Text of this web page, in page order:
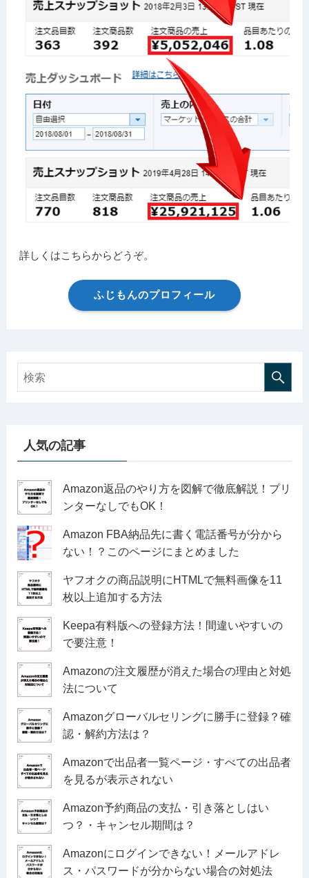
詳しくはこちらからどうぞ。
ふじもんのプロフィール
人気の記事
Amazon返品のやり方を図解で徹底解説！プリ
ンターなしでもOK！
Amazon FBA納品先に書く電話番号が分から
ない！？このページにまとめました
ヤフオクの商品説明にHTMLで無料画像を11
枚以上追加する方法
Keepa有料版への登録方法！間違いやすいの
で要注意！
Amazonの注文履歴が消えた場合の理由と対処
法について
Amazonグローバルセリングに勝手に登録？確
認・解約方法は？
Amazonで出品者一覧ページ・すべての出品者
を見るが表示されない
Amazon予約商品の支払・引き落としはい
つ？・キャンセル期間は？
Amazonにログインできない！メールアドレ
ス・パスワードが分からない場合の対処法